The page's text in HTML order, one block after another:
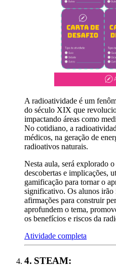
A radioatividade é um
do século XIX que
impactando áreas como
No cotidiano, a
médicos, na geração de
radioativos naturais.
Nesta aula, será explorado
descobertas e implicações,
gamificação para tornar o
significativo. Os alunos irão
afirmações para construir
aprofundem o tema,
os benefícios e riscos da
Atividade completa
4. STEAM: